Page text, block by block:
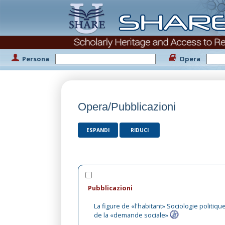
Persona Opera
Opera/Pubblicazioni
ESPANDI RIDUCI
Pubblicazioni
La figure de «l'habitant» Sociologie
de la «demande sociale»